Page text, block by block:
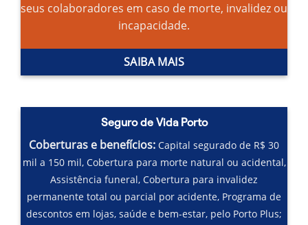
seus colaboradores em caso de morte, invalidez ou
incapacidade.
SAIBA MAIS
Seguro de Vida Porto
Coberturas e benefícios: Capital segurado de R$ 30
mil a 150 mil, Cobertura para morte natural ou acidental,
Assistência funeral,Cobertura para invalidez
permanente total ou parcial por acidente, Programa de
descontos em lojas, saúde e bem-estar, pelo Porto Plus;